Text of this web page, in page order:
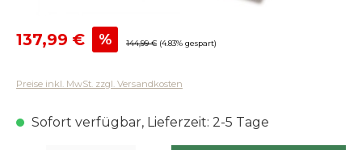
Verkaufspreis:
137,99 € % Regulärer Preis:
144,99 € (4.83% gespart)
Preise inkl. MwSt. zzgl. Versandkosten
Sofort verfügbar, Lieferzeit: 2-5 Tage